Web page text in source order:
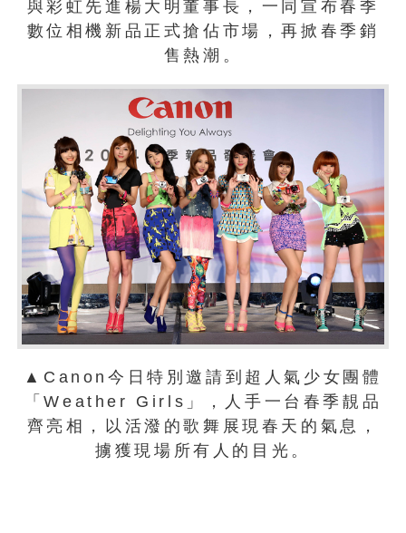
與彩虹先進楊大明董事長，一同宣布春季
數位相機新品正式搶佔市場，再掀春季銷
售熱潮。
▲Canon今日特別邀請到超人氣少女團體
「Weather Girls」，人手一台春季靚品
齊亮相，以活潑的歌舞展現春天的氣息，
擄獲現場所有人的目光。